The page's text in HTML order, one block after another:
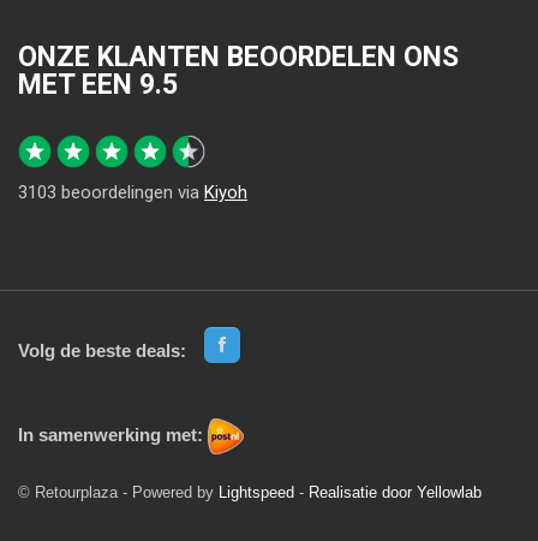
ONZE KLANTEN BEOORDELEN ONS
MET EEN 9.5
3103 beoordelingen via Kiyoh
Volg de beste deals:
In samenwerking met:
© Retourplaza - Powered by Lightspeed - Realisatie door Yellowlab